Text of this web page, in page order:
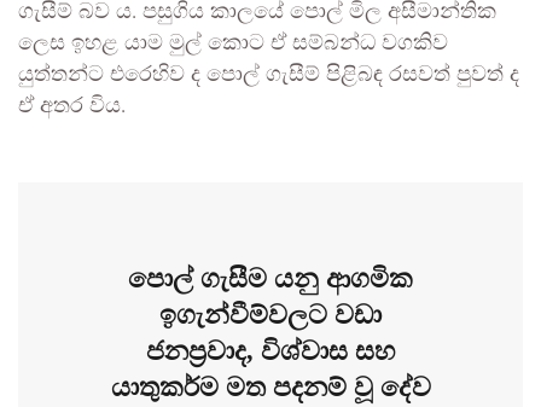
ගැසීම් බව ය. පසුගිය කාලයේ පොල් මිල අසීමාන්තික
ලෙස ඉහළ යාම මුල් කොට ඒ සම්බන්ධ වගකිව
යුත්තන්ට එරෙහිව ද පොල් ගැසීම් පිළිබඳ රසවත් පුවත් ද
ඒ අතර විය.
පොල් ගැසීම යනු ආගමික
ඉගැන්වීම්වලට වඩා
ජනප්‍රවාද, විශ්වාස සහ
යාතුකර්ම මත පදනම් වූ දේව